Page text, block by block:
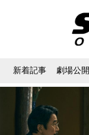
新着記事 劇場公開